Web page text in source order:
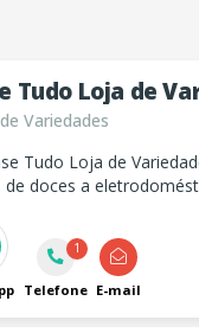
Tudo Loja de
Variedades
Tudo Loja de
de doces a
1
Telefone E-mail